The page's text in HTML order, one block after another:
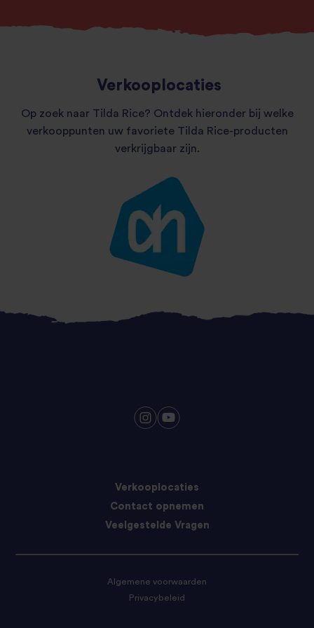
Verkooplocaties
Op zoek naar Tilda Rice? Ontdek hieronder bij welke
verkooppunten uw favoriete Tilda Rice-producten
verkrijgbaar zijn.
Verkooplocaties
Contact opnemen
Veelgestelde Vragen
Algemene voorwaarden
Privacybeleid